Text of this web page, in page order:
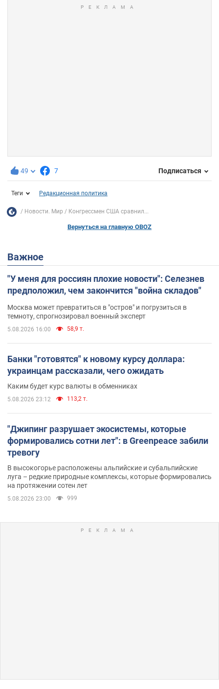
49 7 Подписаться
Теги Редакционная политика
Новости. Мир Конгрессмен США сравнил...
Вернуться на главную OBOZ
Важное
"У меня для россиян плохие новости": Селезнев
предположил, чем закончится "война складов"
Москва может превратиться в "остров" и погрузиться в
темноту, спрогнозировал военный эксперт
5.08.2026 16:00 58,9 т.
Банки "готовятся" к новому курсу доллара:
украинцам рассказали, чего ожидать
Каким будет курс валюты в обменниках
5.08.2026 23:12 113,2 т.
"Джипинг разрушает экосистемы, которые
формировались сотни лет": в Greenpeace забили
тревогу
В высокогорье расположены альпийские и субальпийские
луга – редкие природные комплексы, которые формировались
на протяжении сотен лет
5.08.2026 23:00 999